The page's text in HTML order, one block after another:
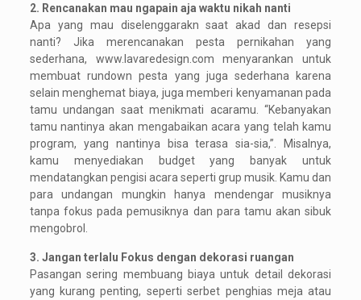
2. Rencanakan mau ngapain aja waktu nikah nanti
Apa yang mau diselenggarakn saat akad dan resepsi
nanti? Jika merencanakan pesta pernikahan yang
sederhana, www.lavaredesign.com menyarankan untuk
membuat rundown pesta yang juga sederhana karena
selain menghemat biaya, juga memberi kenyamanan pada
tamu undangan saat menikmati acaramu. “Kebanyakan
tamu nantinya akan mengabaikan acara yang telah kamu
program, yang nantinya bisa terasa sia-sia,”. Misalnya,
kamu menyediakan budget yang banyak untuk
mendatangkan pengisi acara seperti grup musik. Kamu dan
para undangan mungkin hanya mendengar musiknya
tanpa fokus pada pemusiknya dan para tamu akan sibuk
mengobrol.
3. Jangan terlalu Fokus dengan dekorasi ruangan
Pasangan sering membuang biaya untuk detail dekorasi
yang kurang penting, seperti serbet penghias meja atau